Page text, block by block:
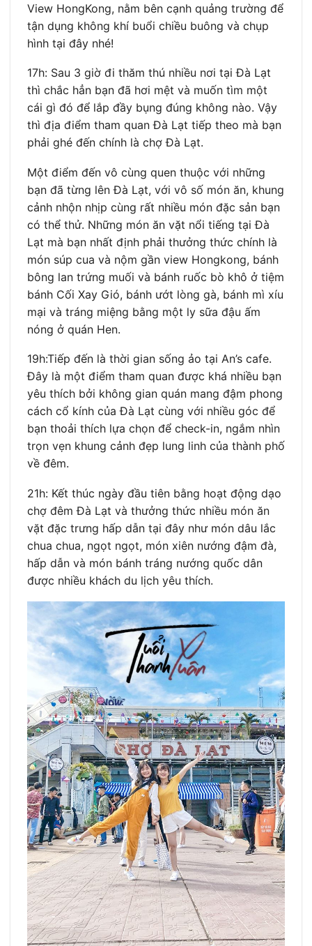
View HongKong, nằm bên cạnh quảng trường để
tận dụng không khí buổi chiều buông và chụp
hình tại đây nhé!
17h: Sau 3 giờ đi thăm thú nhiều nơi tại Đà Lạt
thì chắc hẳn bạn đã hơi mệt và muốn tìm một
cái gì đó để lắp đầy bụng đúng không nào. Vậy
thì địa điểm tham quan Đà Lạt tiếp theo mà bạn
phải ghé đến chính là chợ Đà Lạt.
Một điểm đến vô cùng quen thuộc với những
bạn đã từng lên Đà Lạt, với vô số món ăn, khung
cảnh nhộn nhịp cùng rất nhiều món đặc sản bạn
có thể thử. Những món ăn vặt nổi tiếng tại Đà
Lạt mà bạn nhất định phải thưởng thức chính là
món súp cua và nộm gần view Hongkong, bánh
bông lan trứng muối và bánh ruốc bò khô ở tiệm
bánh Cối Xay Gió, bánh ướt lòng gà, bánh mì xíu
mại và tráng miệng bằng một ly sữa đậu ấm
nóng ở quán Hen.
19h:Tiếp đến là thời gian sống ảo tại An’s cafe.
Đây là một điểm tham quan được khá nhiều bạn
yêu thích bởi không gian quán mang đậm phong
cách cổ kính của Đà Lạt cùng với nhiều góc để
bạn thoải thích lựa chọn để check-in, ngắm nhìn
trọn vẹn khung cảnh đẹp lung linh của thành phố
về đêm.
21h: Kết thúc ngày đầu tiên bằng hoạt động dạo
chợ đêm Đà Lạt và thưởng thức nhiều món ăn
vặt đặc trưng hấp dẫn tại đây như món dâu lắc
chua chua, ngọt ngọt, món xiên nướng đậm đà,
hấp dẫn và món bánh tráng nướng quốc dân
được nhiều khách du lịch yêu thích.